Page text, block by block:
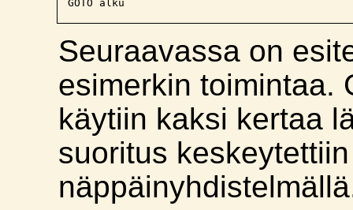
Seuraavassa on
esimerkin toimintaa.
käytiin kaksi kertaa
suoritus